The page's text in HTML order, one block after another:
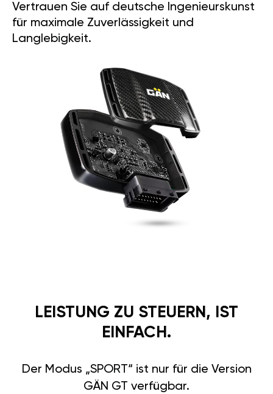
Vertrauen Sie auf deutsche Ingenieurskunst
für maximale Zuverlässigkeit und
Langlebigkeit.
LEISTUNG ZU STEUERN, IST
EINFACH.
Der Modus „SPORT“ ist nur für die Version
GÄN GT verfügbar.